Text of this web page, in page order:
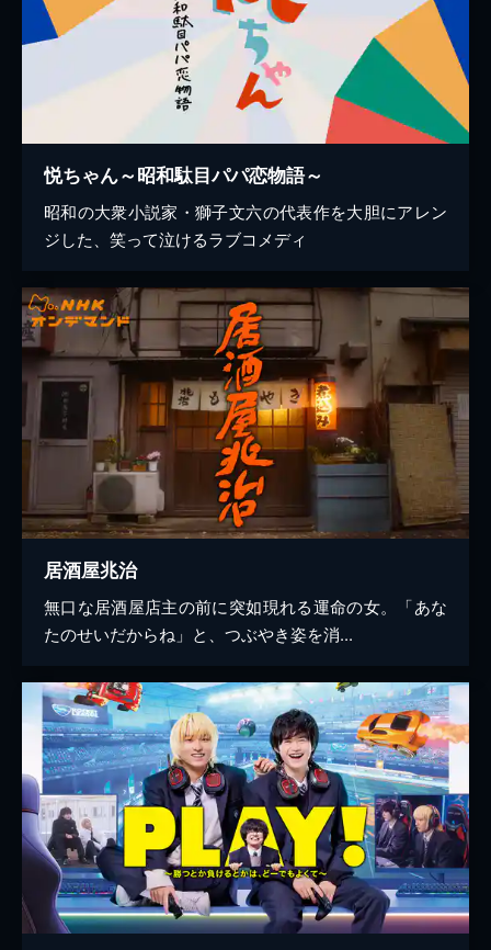
悦ちゃん～昭和駄目パパ恋物語～
昭和の大衆小説家・獅子文六の代表作を大胆にアレン
ジした、笑って泣けるラブコメディ
居酒屋兆治
無口な居酒屋店主の前に突如現れる運命の女。「あな
たのせいだからね」と、つぶやき姿を消...